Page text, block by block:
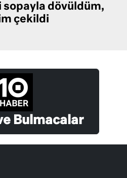
dövüldüm,
çekildi
Bulmacalar